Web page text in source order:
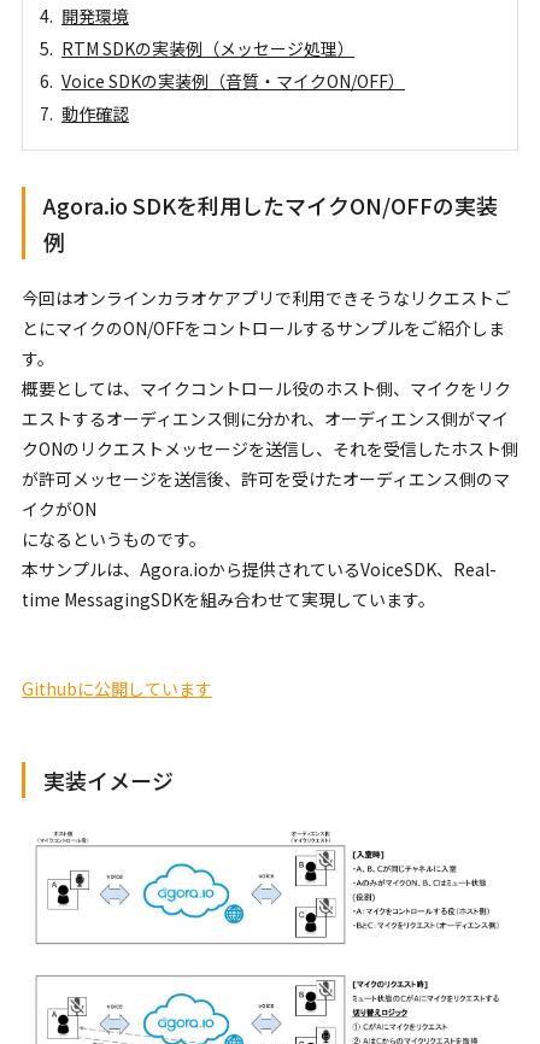
開発環境
RTM SDKの実装例（メッセージ処理）
Voice SDKの実装例（音質・マイクON/OFF）
動作確認
Agora.io SDKを利用したマイクON/OFFの実装
例
今回はオンラインカラオケアプリで利用できそうなリクエストご
とにマイクのON/OFFをコントロールするサンプルをご紹介しま
す。
概要としては、マイクコントロール役のホスト側、マイクをリク
エストするオーディエンス側に分かれ、オーディエンス側がマイ
クONのリクエストメッセージを送信し、それを受信したホスト側
が許可メッセージを送信後、許可を受けたオーディエンス側のマ
イクがON
になるというものです。
本サンプルは、Agora.ioから提供されているVoiceSDK、Real-
time MessagingSDKを組み合わせて実現しています。
Githubに公開しています
実装イメージ